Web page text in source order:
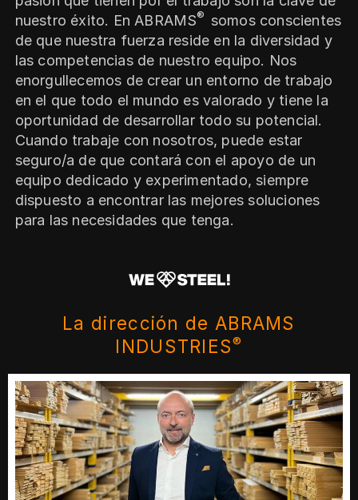
nuestro éxito. En ABRAMS® somos conscientes
de que nuestra fuerza reside en la diversidad y
las competencias de nuestro equipo. Nos
enorgullecemos de crear un entorno de trabajo
en el que todo el mundo es valorado y tiene la
oportunidad de desarrollar todo su potencial.
Cuando trabaje con nosotros, puede estar
seguro/a de que contará con el apoyo de un
equipo dedicado y experimentado, siempre
dispuesto a encontrar las mejores soluciones
para las necesidades que tenga.
La dirección de ABRAMS
INDUSTRIES®